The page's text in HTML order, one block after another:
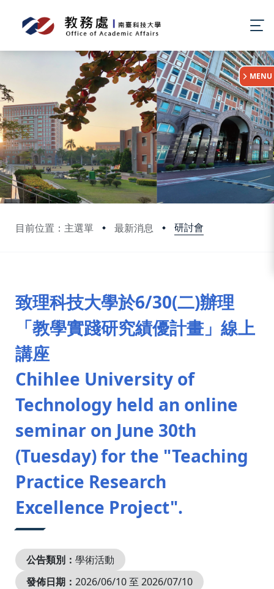
目前位置：主選單 最新消息 研討會
:::
MENU
致理科技大學於6/30(二)辦理
「教學實踐研究績優計畫」線上
講座
Chihlee University of
Technology held an online
seminar on June 30th
(Tuesday) for the "Teaching
Practice Research
Excellence Project".
公告類別： 學術活動
發佈日期： 2026/06/10 至 2026/07/10